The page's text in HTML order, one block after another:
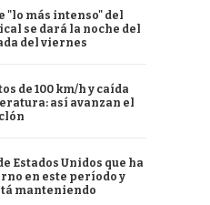
"lo más intenso" del
se dará la noche del
del viernes
de 100 km/h y caída
así avanzan el
Estados Unidos que ha
en este período y
manteniendo